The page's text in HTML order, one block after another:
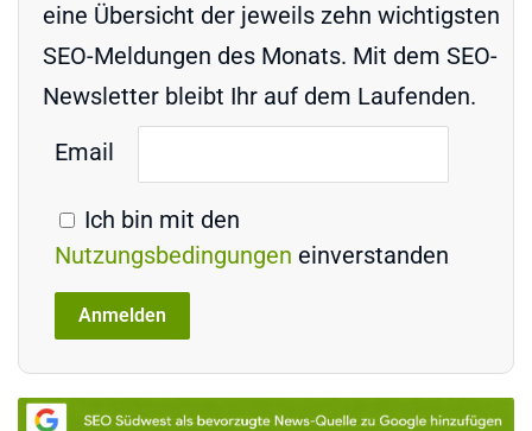
eine Übersicht der jeweils zehn wichtigsten
SEO-Meldungen des Monats. Mit dem SEO-
Newsletter bleibt Ihr auf dem Laufenden.
Email
Ich bin mit den
Nutzungsbedingungen einverstanden